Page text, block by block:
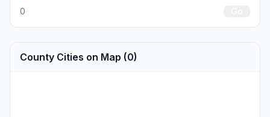
0
County Cities on Map (0)